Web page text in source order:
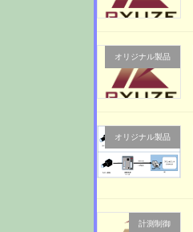
オリジナル製品
オリジナル製品
計測制御